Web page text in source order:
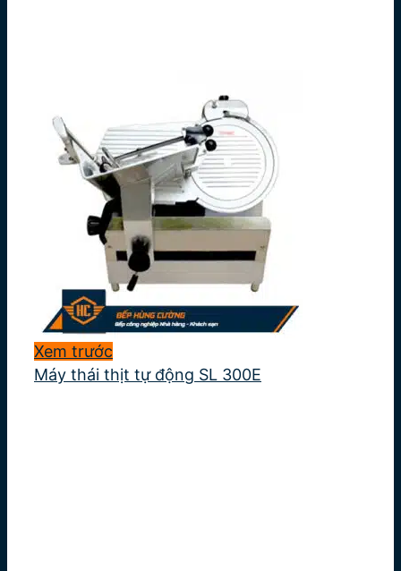
Xem trước
Máy thái thịt tự động SL 300E